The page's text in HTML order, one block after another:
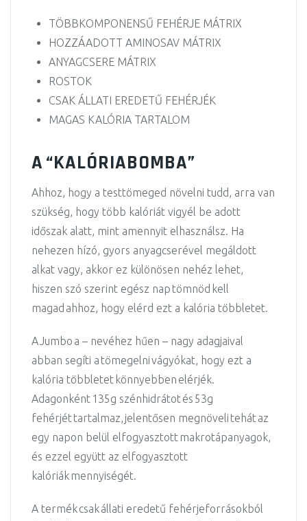
TÖBBKOMPONENSŰ FEHÉRJE MÁTRIX
HOZZÁADOTT AMINOSAV MÁTRIX
ANYAGCSERE MÁTRIX
ROSTOK
CSAK ÁLLATI EREDETŰ FEHÉRJÉK
MAGAS KALÓRIA TARTALOM
A “KALÓRIABOMBA”
Ahhoz, hogy a testtömeged növelni tudd, arra van
szükség, hogy több kalóriát vigyél be adott
időszak alatt, mint amennyit elhasználsz. Ha
nehezen hízó, gyors anyagcserével megáldott
alkat vagy, akkor ez különösen nehéz lehet,
hiszen szó szerint egész nap tömnöd kell
magad ahhoz, hogy elérd ezt a kalória többletet.
A Jumbo a – nevéhez hűen – nagy adagjaival
abban segíti a tömegelni vágyókat, hogy ezt a
kalória többletet könnyebben elérjék.
Adagonként 135g szénhidrátot és 53g
fehérjét tartalmaz, jelentősen megnöveli tehát az
egy napon belül elfogyasztott makrotápanyagok,
és ezzel együtt az elfogyasztott
kalóriák mennyiségét.
A termék csak állati eredetű fehérjeforrásokból